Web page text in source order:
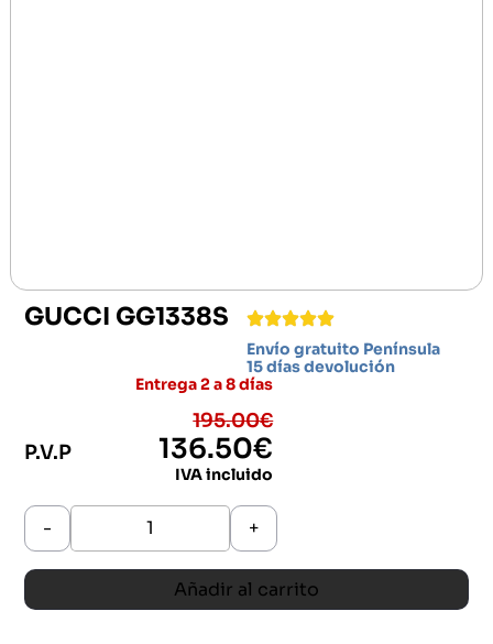
GUCCI GG1338S
Envío gratuito Península
15 días devolución
Entrega 2 a 8 días
P.V.P
195.00€
136.50€
IVA incluido
- +
Añadir al carrito